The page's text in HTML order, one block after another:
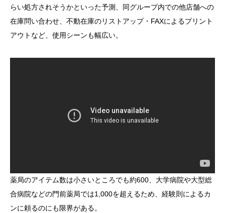
らい処方されそうかといった予測、同グループ内での他店舗への
在庫問い合わせ、不動在庫のリストアップ・FAXによるプリント
アウトなど、使用シーンも幅広い。
薬局のアイテム数は小さいところでも約600、大学病院や大型総
合病院などの門前薬局では1,000を超えるため、経験則によるカ
ンに頼るのにも限界がある。